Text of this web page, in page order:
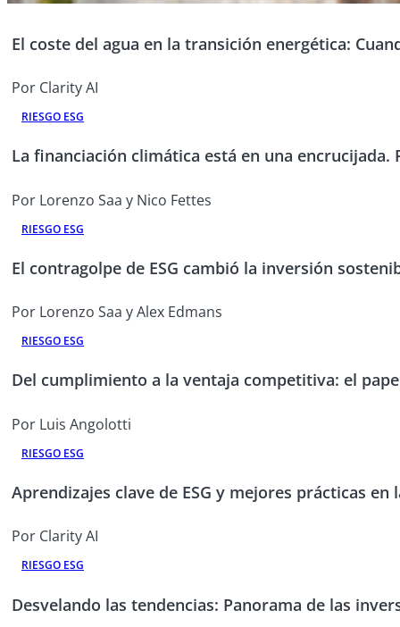
El coste del agua en la transición energética:
Por Clarity AI
RIESGO ESG
La financiación climática está en una
Por Lorenzo Saa y Nico Fettes
RIESGO ESG
El contragolpe de ESG cambió la inversión
Por Lorenzo Saa y Alex Edmans
RIESGO ESG
Del cumplimiento a la ventaja competitiva: el
Por Luis Angolotti
RIESGO ESG
Aprendizajes clave de ESG y mejores prácticas
Por Clarity AI
RIESGO ESG
Desvelando las tendencias: Panorama de las